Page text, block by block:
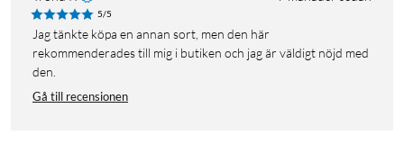
5/5
Jag tänkte köpa en annan sort, men den här
rekommenderades till mig i butiken och jag är väldigt nöjd med
den.
Gå till recensionen